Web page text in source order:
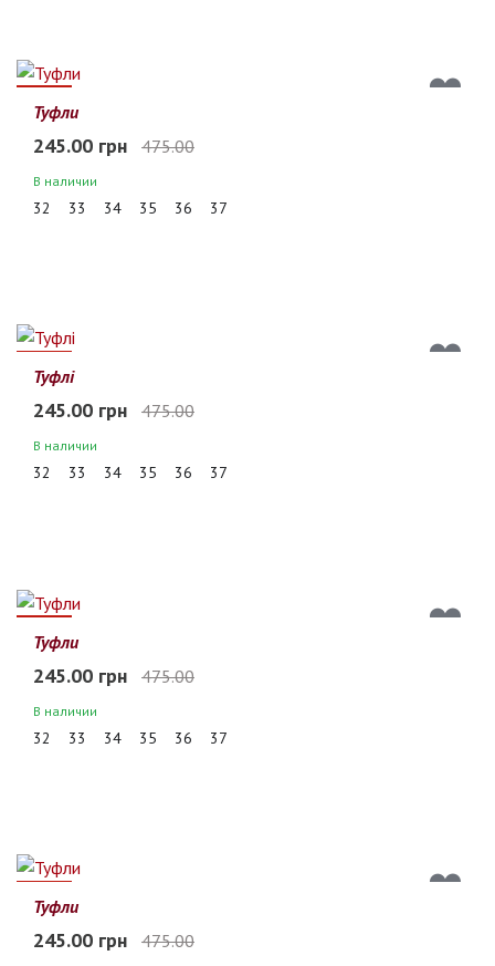
48%
Туфли
245.00 грн 475.00
В наличии
32 33 34 35 36 37
48%
Туфлі
245.00 грн 475.00
В наличии
32 33 34 35 36 37
48%
Туфли
245.00 грн 475.00
В наличии
32 33 34 35 36 37
48%
Туфли
245.00 грн 475.00